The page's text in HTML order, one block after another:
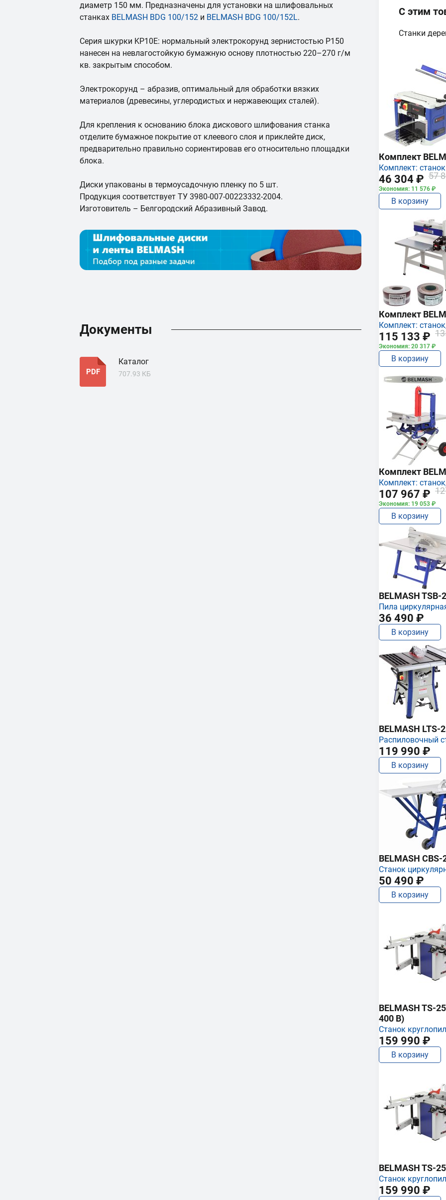
диаметр 150 мм. Предназначены для установки на шлифовальных
станках BELMASH BDG 100/152 и BELMASH BDG 100/152L.
Серия шкурки KP10E: нормальный электрокорунд зернистостью Р150
нанесен на невлагостойкую бумажную основу плотностью 220–270 г/м
кв. закрытым способом.
Электрокорунд – абразив, оптимальный для обработки вязких
материалов (древесины, углеродистых и нержавеющих сталей).
Для крепления к основанию блока дискового шлифования станка
отделите бумажное покрытие от клеевого слоя и приклейте диск,
предварительно правильно сориентировав его относительно площадки
блока.
Диски упакованы в термоусадочную пленку по 5 шт.
Продукция соответствует ТУ 3980-007-00223332-2004.
Изготовитель – Белгородский Абразивный Завод.
Документы
PDF
Каталог
707.93 КБ
С этим
Станки
Комплект
Комплект:
46 304 ₽ 57
Экономия: 11 576 ₽
В корзину
Комплект
Комплект:
115 133 ₽
Экономия: 20 317 ₽
В корзину
Комплект
Комплект:
107 967 ₽
Экономия: 19 053 ₽
В корзину
BELMASH TSB-
Пила
36 490 ₽
В корзину
BELMASH LTS-
Распиловочный
119 990 ₽
В корзину
BELMASH CBS-
Станок
50 490 ₽
В корзину
BELMASH TS-
400 В)
Станок
159 990 ₽
В корзину
BELMASH TS-
Станок
159 990 ₽